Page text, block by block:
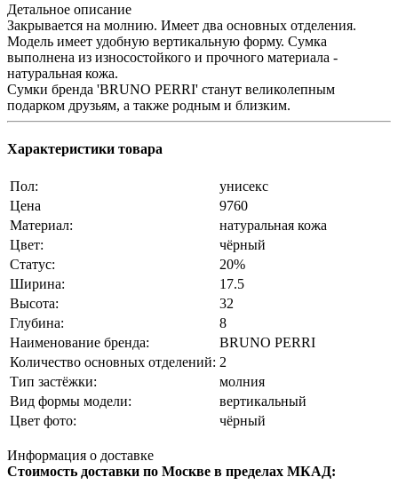
Детальное описание
Закрывается на молнию. Имеет два основных отделения.
Модель имеет удобную вертикальную форму. Сумка
выполнена из износостойкого и прочного материала -
натуральная кожа.
Сумки бренда 'BRUNO PERRI' станут великолепным
подарком друзьям, а также родным и близким.
Характеристики товара
Пол:
унисекс
Цена
9760
Материал:
натуральная кожа
Цвет:
чёрный
Статус:
20%
Ширина:
17.5
Высота:
32
Глубина:
8
Наименование бренда:
BRUNO PERRI
Количество основных отделений: 2
Тип застёжки:
молния
Вид формы модели:
вертикальный
Цвет фото:
чёрный
Информация о доставке
Стоимость доставки по Москве в пределах МКАД: